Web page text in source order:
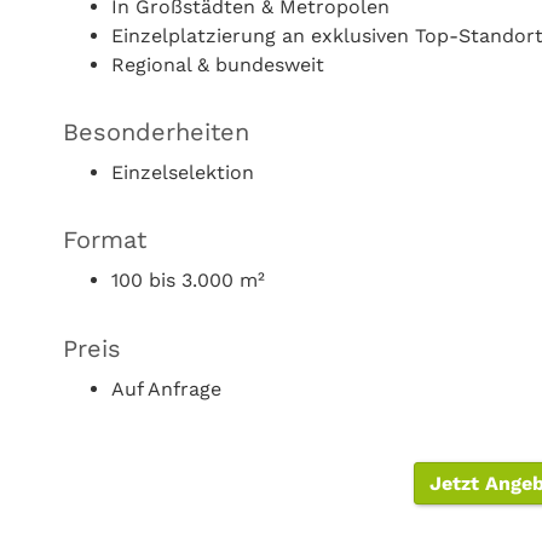
In Großstädten & Metropolen
Einzelplatzierung an exklusiven Top-
Regional & bundesweit
Besonderheiten
Einzelselektion
Format
100 bis 3.000 m²
Preis
Auf Anfrage
Jetzt